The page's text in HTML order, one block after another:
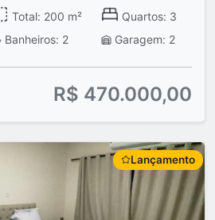
Total: 200 m²
Quartos: 3
Banheiros: 2 Garagem: 2
R$ 470.000,00
Lançamento